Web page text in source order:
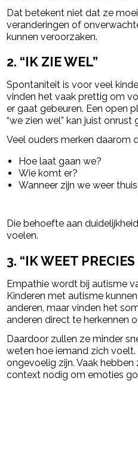
Dat betekent niet dat ze
veranderingen of
kunnen veroorzaken.
2. “IK ZIE WEL”
Spontaniteit is voor veel
vinden het vaak prettig om
er gaat gebeuren. Een open
“we zien wel” kan juist onrust
Veel ouders merken daarom
Hoe laat gaan we?
Wie komt er?
Wanneer zijn we weer
Die behoefte aan
voelen.
3. “IK WEET
Empathie wordt bij autisme
Kinderen met autisme
anderen, maar vinden het
anderen direct te herkennen
Daardoor zullen ze minder
weten hoe iemand zich
ongevoelig zijn. Vaak
context nodig om emoties